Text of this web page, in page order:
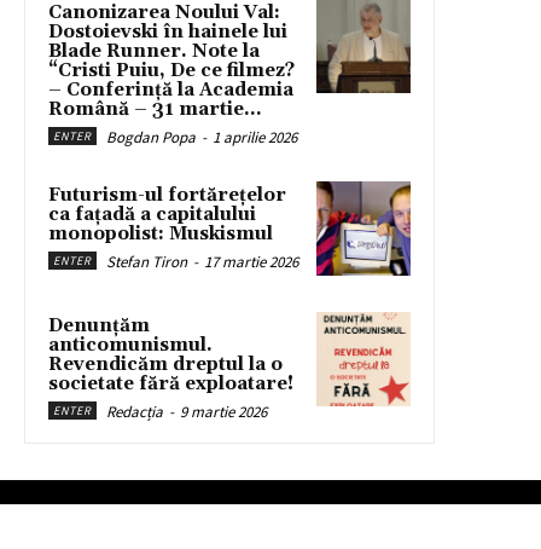
Canonizarea Noului Val:
Dostoievski în hainele lui
Blade Runner. Note la
“Cristi Puiu, De ce filmez?
– Conferință la Academia
Română – 31 martie...
ENTER Bogdan Popa - 1 aprilie 2026
Futurism-ul fortărețelor
ca fațadă a capitalului
monopolist: Muskismul
ENTER Stefan Tiron - 17 martie 2026
Denunțăm
anticomunismul.
Revendicăm dreptul la o
societate fără exploatare!
ENTER Redacția - 9 martie 2026